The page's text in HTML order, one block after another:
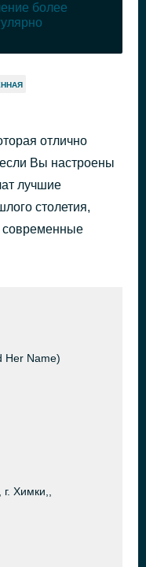
более
отлично
Вы настроены
лучшие
столетия,
современные
Her Name)
Химки,,